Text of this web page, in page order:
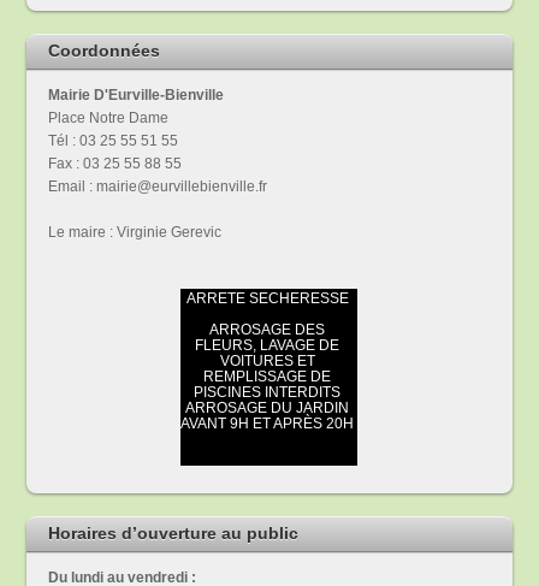
Coordonnées
Mairie D'Eurville-Bienville
Place Notre Dame
Tél : 03 25 55 51 55
Fax : 03 25 55 88 55
Email : mairie@eurvillebienville.fr
Le maire : Virginie Gerevic
Horaires d’ouverture au public
Du lundi au vendredi :